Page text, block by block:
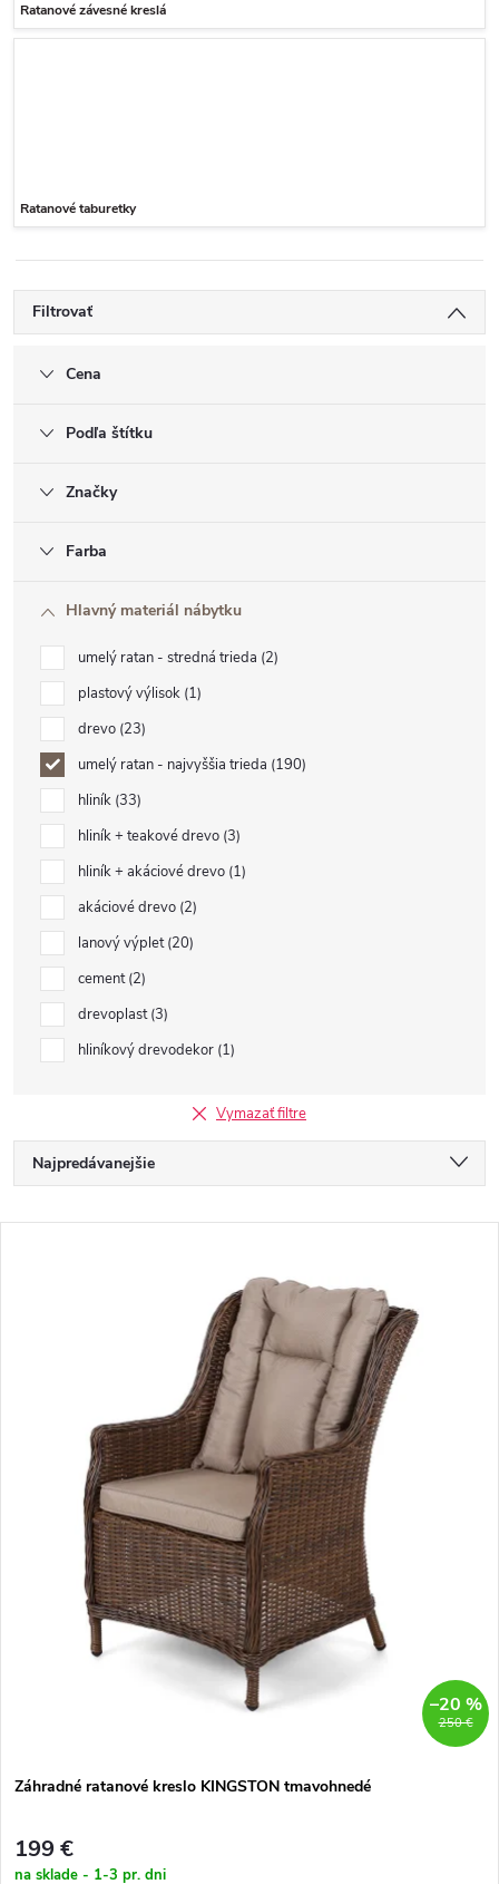
Ratanové závesné kreslá
Ratanové taburetky
Filtrovať
Cena
Podľa štítku
Značky
Farba
Hlavný materiál nábytku
umelý ratan - stredná trieda 2
plastový výlisok 1
drevo 23
umelý ratan - najvyššia trieda 190
hliník 33
hliník + teakové drevo 3
hliník + akáciové drevo 1
akáciové drevo 2
lanový výplet 20
cement 2
drevoplast 3
hliníkový drevodekor 1
Vymazať filtre
R
a
u
k
Najpredávanejšie
k
t
250 €
–20 %
Záhradné ratanové kreslo KINGSTON tmavohnedé
199 €
na sklade - 1-3 pr. dni